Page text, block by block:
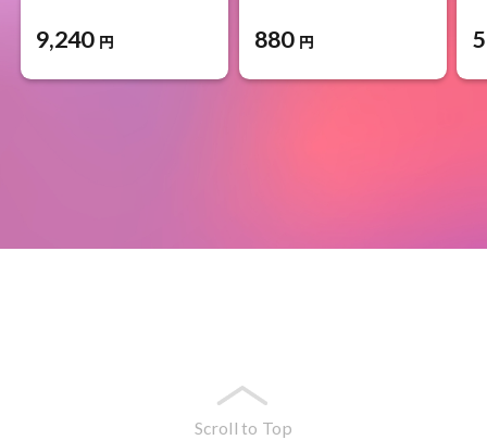
9,240 円 880 円
Scroll to Top